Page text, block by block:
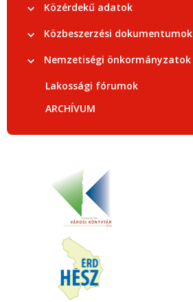
Közérdekű adatok
Közbeszerzési dokumentumok
Nemzetiségi önkormányzatok
Lakossági fórumok
ARCHÍVUM